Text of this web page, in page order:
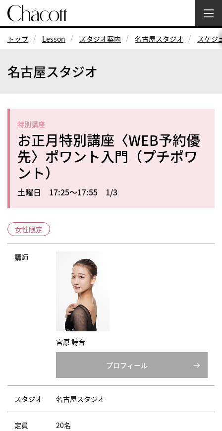
トップ Lesson スタジオ案内 名古屋スタジオ スケジ
名古屋スタジオ
特別講座
お正月特別講座〈WEB予約優
先〉ポワント入門（プチポワ
ント）
土曜日 17:25～17:55 1/3
女性限定
講師
宮原 詩音
プロフィール
スタジオ 名古屋スタジオ
定員 20名